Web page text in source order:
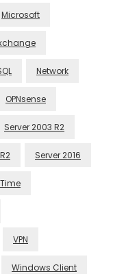
Microsoft
Network
OPNsense
Server 2003 R2
Server 2016
VPN
Windows Client